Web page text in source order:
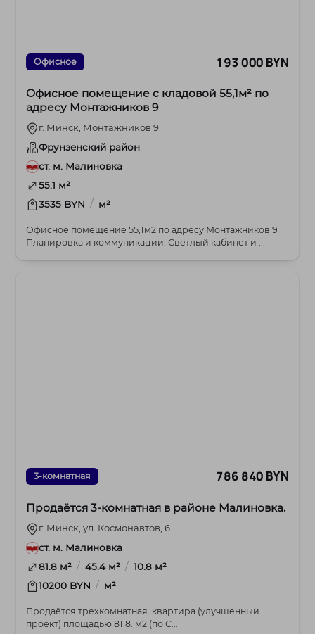
Офисное 193 000 BYN
Офисное помещение с кладовой 55,1м² по
адресу Монтажников 9
г. Минск, Монтажников 9
Фрунзенский район
ст. м. Малиновка
55.1 м²
3535 BYN / м²
Офисное помещение 55,1м2 по адресу Монтажников 9
Планировка и коммуникации: Светлый кабинет и ...
3-комнатная 786 840 BYN
Продаётся 3‑комнатная в районе Малиновка.
г. Минск, ул. Космонавтов, 6
ст. м. Малиновка
81.8 м² / 45.4 м² / 10.8 м²
10200 BYN / м²
Продаётся трехкомнатная квартира (улучшенный
проект) площадью 81.8. м2 (по С...